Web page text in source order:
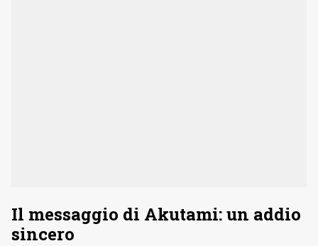
Il messaggio di Akutami: un addio
sincero